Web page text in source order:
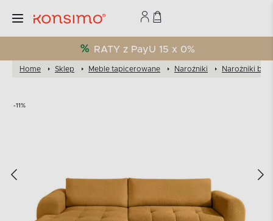
RATY z PayU 15 x 0%
Home Sklep Meble tapicerowane Narożniki Narożniki
-11%